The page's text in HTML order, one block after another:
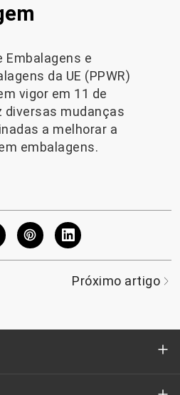
Embalagens e
da UE (PPWR)
vigor em 11 de
diversas mudanças
a melhorar a
embalagens.
Próximo artigo